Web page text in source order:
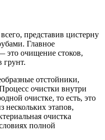
представив цистерну
Главное
это очищение стоков,
грунт.
отстойники,
очистки внутри
очистке, то есть, это
нескольких этапов,
очистка
полной